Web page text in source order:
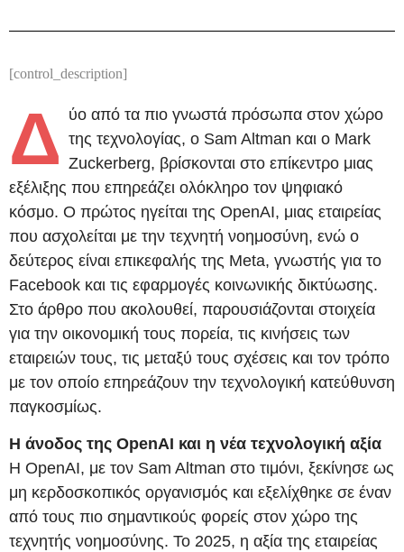
[control_description]
Δ ύο από τα πιο γνωστά πρόσωπα στον χώρο
της τεχνολογίας, ο Sam Altman και ο Mark
Zuckerberg, βρίσκονται στο επίκεντρο μιας
εξέλιξης που επηρεάζει ολόκληρο τον ψηφιακό
κόσμο. Ο πρώτος ηγείται της OpenAI, μιας εταιρείας
που ασχολείται με την τεχνητή νοημοσύνη, ενώ ο
δεύτερος είναι επικεφαλής της Meta, γνωστής για το
Facebook και τις εφαρμογές κοινωνικής δικτύωσης.
Στο άρθρο που ακολουθεί, παρουσιάζονται στοιχεία
για την οικονομική τους πορεία, τις κινήσεις των
εταιρειών τους, τις μεταξύ τους σχέσεις και τον τρόπο
με τον οποίο επηρεάζουν την τεχνολογική κατεύθυνση
παγκοσμίως.
Η άνοδος της OpenAI και η νέα τεχνολογική αξία
Η OpenAI, με τον Sam Altman στο τιμόνι, ξεκίνησε ως
μη κερδοσκοπικός οργανισμός και εξελίχθηκε σε έναν
από τους πιο σημαντικούς φορείς στον χώρο της
τεχνητής νοημοσύνης. Το 2025, η αξία της εταιρείας